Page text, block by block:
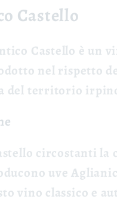
Castello
Castello è un
nel rispetto
del territorio
circostanti la
uve
vino classico e